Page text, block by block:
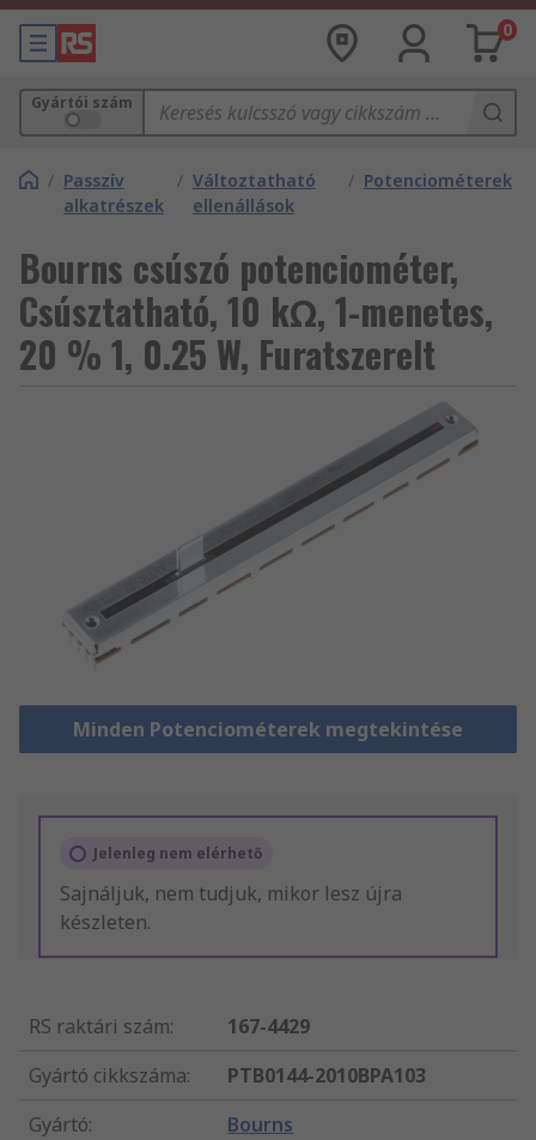
0
Gyártói szám
/ Passzív
alkatrészek
/ Változtatható
ellenállások
/ Potenciométerek
Bourns csúszó potenciométer,
Csúsztatható, 10 kΩ, 1-menetes,
20 % 1, 0.25 W, Furatszerelt
Minden Potenciométerek megtekintése
Jelenleg nem elérhető
Sajnáljuk, nem tudjuk, mikor lesz újra
készleten.
RS raktári szám:
167-4429
Gyártó cikkszáma:
PTB0144-2010BPA103
Gyártó: Bourns